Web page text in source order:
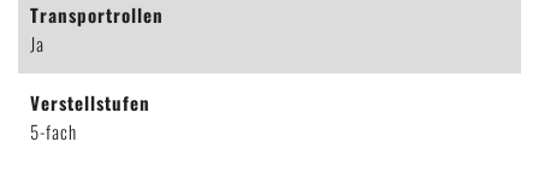
Transportrollen
Ja
Verstellstufen
5-fach